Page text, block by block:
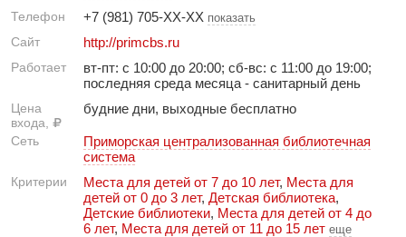
Телефон +7 (981) 705-XX-XX показать
Сайт http://primcbs.ru
Работает
вт-пт: с 10:00 до 20:00; сб-вс: с 11:00 до 19:00;
последняя среда месяца - санитарный день
Цена
входа,
будние дни, выходные бесплатно
Сеть
Приморская централизованная библиотечная
система
Критерии Места для детей от 7 до 10 лет, Места для
детей от 0 до 3 лет, Детская библиотека,
Детские библиотеки, Места для детей от 4 до
6 лет, Места для детей от 11 до 15 лет еще